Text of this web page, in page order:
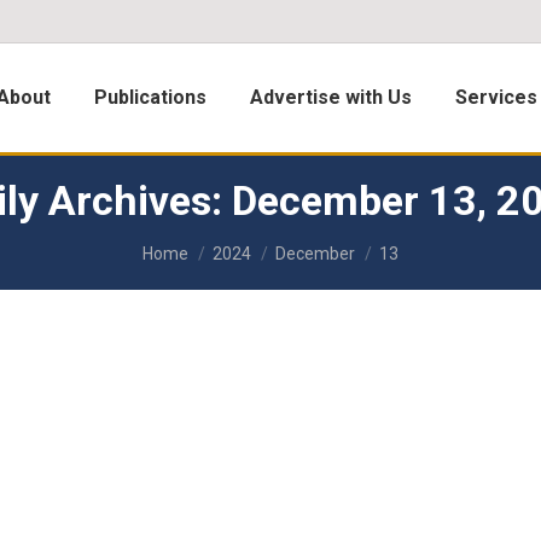
Publications Advertise with Us Services
Archives: December 13,
You are here:
Home 2024 December 13